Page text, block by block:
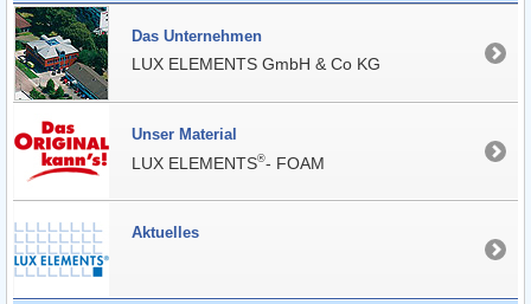
Das Unter­nehmen
LUX ELEMENTS GmbH & Co KG
Unser Material
LUX ELEMENTS®- FOAM
Aktuelles